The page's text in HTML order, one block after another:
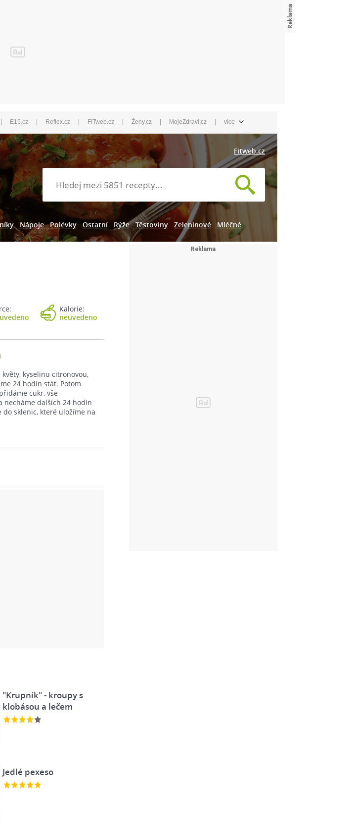
| E15.cz | Reflex.cz | FITweb.cz | Ženy.cz | MojeZdraví.cz | více
Fitweb.cz
Nápoje Polévky Ostatní Rýže Těstoviny Zeleninové Mléčné
Kalorie:
neuvedeno
kyselinu citronovou,
24 hodin stát. Potom
cukr, vše
necháme dalších 24 hodin
do sklenic, které uložíme na
"Krupník" - kroupy s
klobásou a lečem
Jedlé pexeso